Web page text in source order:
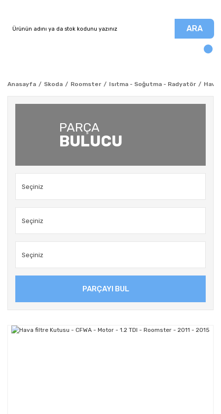
ARA
Anasayfa Skoda Roomster Isıtma - Soğutma - Radyatör Hava
PARÇA
BULUCU
PARÇAYI BUL